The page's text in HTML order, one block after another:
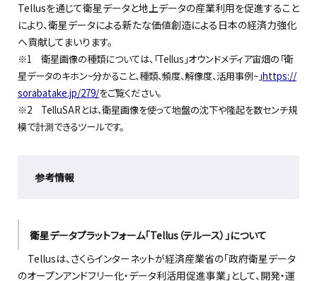
Tellusを通じて衛星データと地上データの産業利用を促進すること
により、衛星データによる新たな価値創造による日本の経済力強化
へ貢献してまいります。
※1 衛星画像の種類については、「Tellus」オウンドメディア宙畑の「衛
星データのキホン~分かること、種類、頻度、解像度、活用事例~」https://
sorabatake.jp/279/をご覧ください。
※2 TelluSARとは、衛星画像を使って地盤の沈下や隆起を数センチ規
模で計測できるツールです。
参考情報
衛星データプラットフォーム「Tellus（テルース）」について
Tellusは、さくらインターネットが経済産業省の「政府衛星データ
のオープンアンドフリー化・データ利活用促進事業」として、開発・運